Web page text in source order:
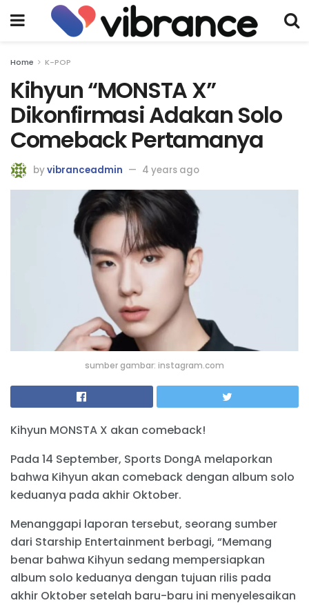
Home K-POP
Kihyun “MONSTA X”
Dikonfirmasi Adakan Solo
Comeback Pertamanya
byvibranceadmin 4 years ago
sumber gambar: instagram.com
Kihyun MONSTA X akan comeback!
Pada 14 September, Sports DongA melaporkan
bahwa Kihyun akan comeback dengan album solo
keduanya pada akhir Oktober.
Menanggapi laporan tersebut, seorang sumber
dari Starship Entertainment berbagi, “Memang
benar bahwa Kihyun sedang mempersiapkan
album solo keduanya dengan tujuan rilis pada
akhir Oktober setelah baru-baru ini menyelesaikan